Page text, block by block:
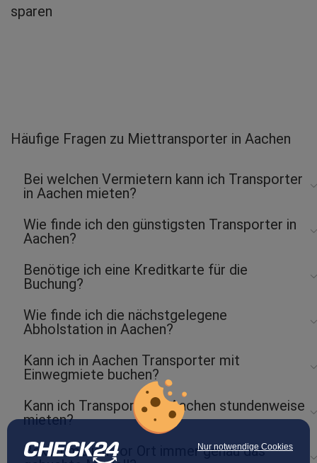
Nur notwendige Cookies
sparen
Häufige Fragen zu Miettransporter in Aachen
Bei welchen Vermietern kann ich Transporter
in Aachen mieten?
Wie finde ich den günstigsten Transporter in
Aachen?
Benötige ich eine Kreditkarte für die
Buchung?
Wie finde ich die nächstgelegene
Abholstation in Aachen?
Kann ich in Aachen Transporter mit
Einwegmiete buchen?
Kann ich Transporter in Aachen stundenweise
mieten?
Bekomme ich vor Ort immer genau das